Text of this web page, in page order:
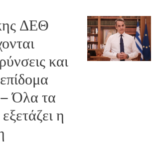
ΔΕΘ
και
Όλα τα
η